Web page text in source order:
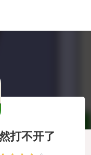
打不开了